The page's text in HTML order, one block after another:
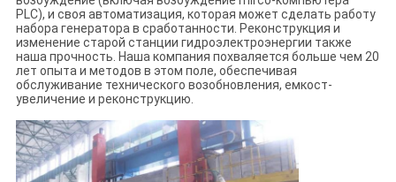
PLC), и своя автоматизация, которая может сделать работу
набора генератора в сработанности. Реконструкция и
изменение старой станции гидроэлектроэнергии также
наша прочность. Наша компания похваляется больше чем 20
лет опыта и методов в этом поле, обеспечивая
обслуживание технического возобновления, емкост-
увеличение и реконструкцию.